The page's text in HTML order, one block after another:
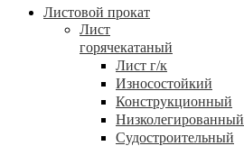
Листовой прокат
Лист
горячекатаный
Лист г/к
Износостойкий
Конструкционный
Низколегированный
Судостроительный